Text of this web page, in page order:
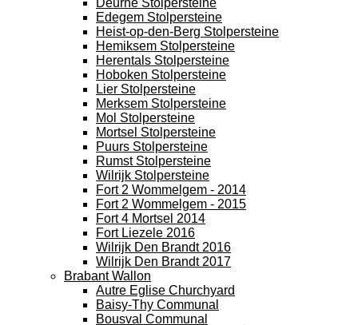
Deurne Stolpersteine
Edegem Stolpersteine
Heist-op-den-Berg Stolpersteine
Hemiksem Stolpersteine
Herentals Stolpersteine
Hoboken Stolpersteine
Lier Stolpersteine
Merksem Stolpersteine
Mol Stolpersteine
Mortsel Stolpersteine
Puurs Stolpersteine
Rumst Stolpersteine
Wilrijk Stolpersteine
Fort 2 Wommelgem - 2014
Fort 2 Wommelgem - 2015
Fort 4 Mortsel 2014
Fort Liezele 2016
Wilrijk Den Brandt 2016
Wilrijk Den Brandt 2017
Brabant Wallon
Autre Eglise Churchyard
Baisy-Thy Communal
Bousval Communal